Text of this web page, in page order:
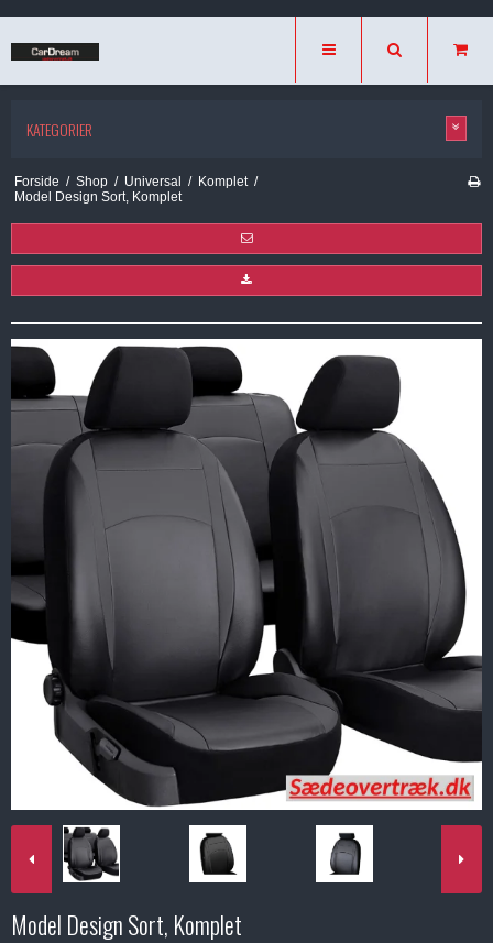
KATEGORIER
Forside / Shop / Universal / Komplet /
Model Design Sort, Komplet
Model Design Sort, Komplet